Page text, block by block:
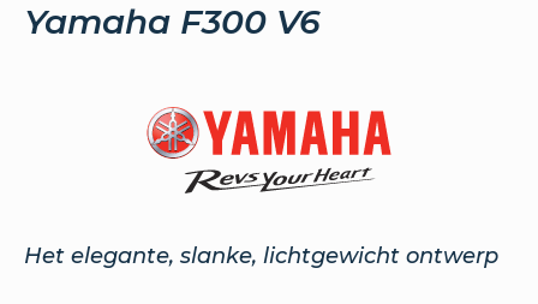
Yamaha F300 V6
Het elegante, slanke, lichtgewicht ontwerp